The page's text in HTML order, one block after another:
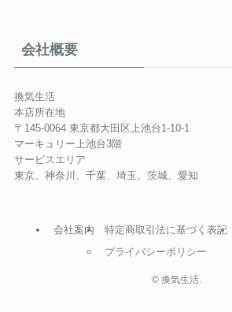
会社概要
換気生活
本店所在地
〒145-0064 東京都大田区上池台1-10-1
マーキュリー上池台3階
サービスエリア
東京、神奈川、千葉、埼玉、茨城、愛知
会社案内
特定商取引法に基づく表記
プライバシーポリシー
©換気生活.